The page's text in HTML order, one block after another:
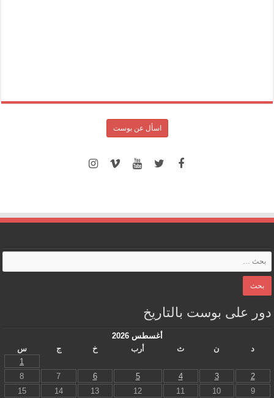
اسأل عن بوست
دور على بوست بالتاريخ
أغسطس 2026
د
ن ث أرب خ ج
س
1
2
3
4
5
6
7
8
9
10
11
12
13
14
15